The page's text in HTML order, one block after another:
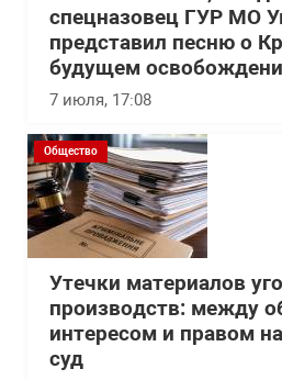
спецназовец ГУР МО
представил песню о
будущем
7 июля, 17:08
Общество
Утечки материалов
производств: между
интересом и правом
суд